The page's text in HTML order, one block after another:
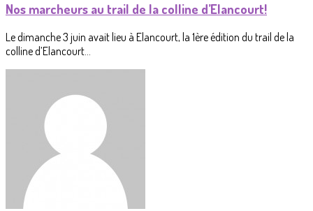
Nos marcheurs au trail de la colline d’Elancourt!
Le dimanche 3 juin avait lieu à Elancourt, la 1ère édition du trail de la
colline d’Elancourt...